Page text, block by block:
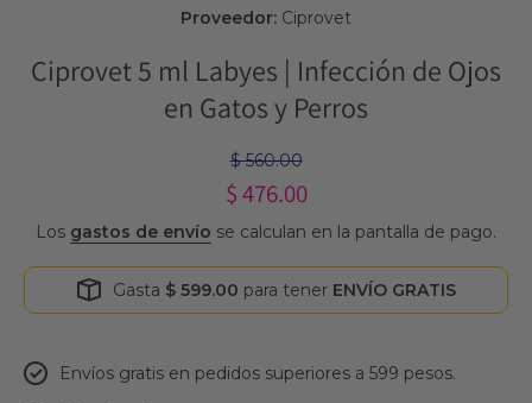
Proveedor: Ciprovet
Ciprovet 5 ml Labyes | Infección de Ojos
en Gatos y Perros
$ 560.00
$ 476.00
Los gastos de envío se calculan en la pantalla de pago.
Gasta $ 599.00 para tener ENVÍO GRATIS
Envíos gratis en pedidos superiores a 599 pesos.